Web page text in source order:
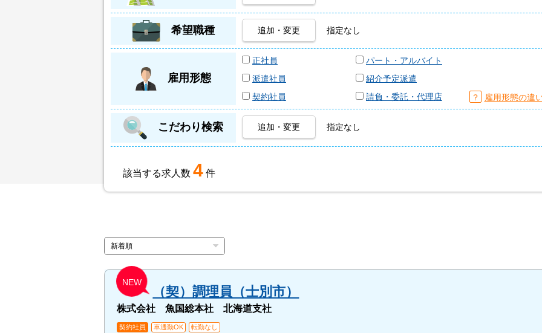
希望職種 追加・変更 指定なし
雇用形態
正社員
パート・アルバイト
派遣社員
紹介予定派遣
契約社員
請負・委託・代理店 ？ 雇用形態の違
こだわり検索 追加・変更 指定なし
該当する求人数 4 件
NEW
（契）調理員（士別市）
株式会社 魚国総本社 北海道支社
契約社員 車通勤OK 転勤なし